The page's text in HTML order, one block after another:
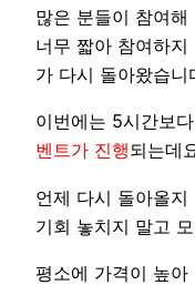
많은 분들이 참여
너무 짧아 참여하
가 다시 돌아왔습니
이번에는 5시간보
벤트가 진행되는데
언제 다시 돌아올
기회 놓치지 말고
평소에 가격이 높